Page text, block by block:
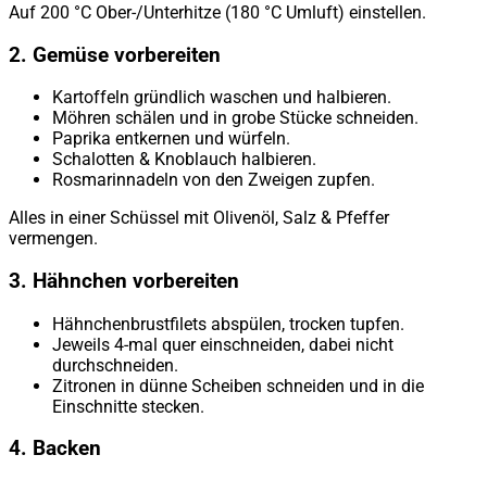
Auf 200 °C Ober-/Unterhitze (180 °C Umluft) einstellen.
2. Gemüse vorbereiten
Kartoffeln gründlich waschen und halbieren.
Möhren schälen und in grobe Stücke schneiden.
Paprika entkernen und würfeln.
Schalotten & Knoblauch halbieren.
Rosmarinnadeln von den Zweigen zupfen.
Alles in einer Schüssel mit Olivenöl, Salz & Pfeffer
vermengen.
3. Hähnchen vorbereiten
Hähnchenbrustfilets abspülen, trocken tupfen.
Jeweils 4-mal quer einschneiden, dabei nicht
durchschneiden.
Zitronen in dünne Scheiben schneiden und in die
Einschnitte stecken.
4. Backen